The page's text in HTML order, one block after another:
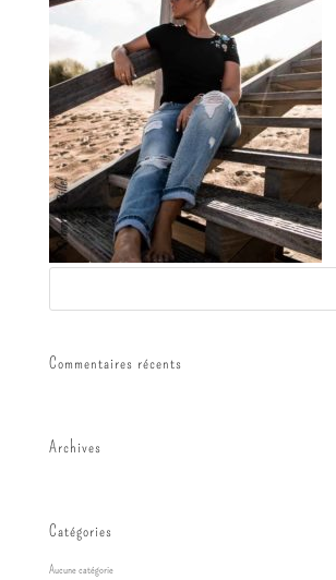
Commentaires récents
Archives
Catégories
Aucune catégorie